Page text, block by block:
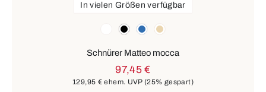
weißschwarz
blau beige
In vielen Größen verfügbar
Schnürer Matteo mocca
97,45 €
129,95 € ehem. UVP(25% gespart)